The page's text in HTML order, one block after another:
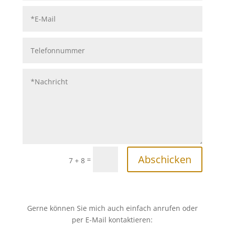
7 + 8 = Abschicken
Gerne können Sie mich auch einfach anrufen oder
per E-Mail kontaktieren: